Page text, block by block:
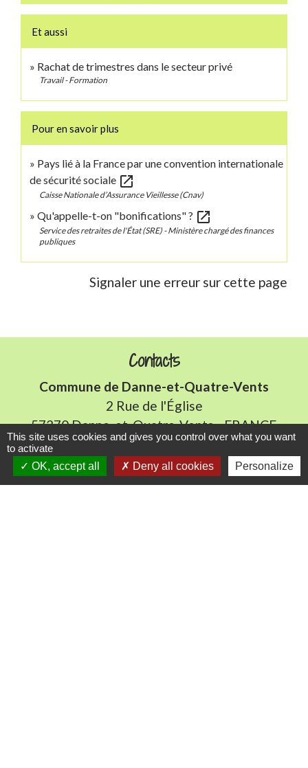
Et aussi
Rachat de trimestres dans le secteur privé
Travail - Formation
Pour en savoir plus
Pays lié à la France par une convention internationale
de sécurité sociale open_in_new
Caisse Nationale d’Assurance Vieillesse (Cnav)
Qu'appelle-t-on "bonifications" ? open_in_new
Service des retraites de l'État (SRE) - Ministère chargé des finances
publiques
Signaler une erreur sur cette page
Contacts
Commune de Danne-et-Quatre-Vents
2 Rue de l'Église
57370 Danne-et-Quatre-Vents - FRANCE
+33 3 87 24 10 37
Accueil en mairie :
This site uses cookies and gives you control over what you want
to activate
OK, accept all
Deny all cookies Personalize